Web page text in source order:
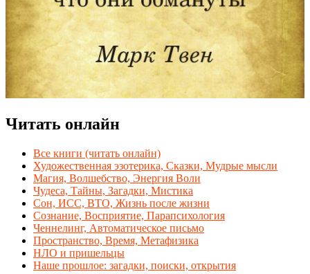
Читать онлайн
Все книги (читать онлайн)
Художественная эзотерика, Сказки, Мудрые мысли
Магия, Волшебство, Энергия Воли
Чудеса, Тайны, Загадки, Мистика
Сон, ИСС, ВТО, Жизнь после жизни
Сознание, Восприятие, Парапсихология
Ченнелинг, Автоматическое письмо
Пространство, Время, Метафизика
НЛО и пришельцы
Наше прошлое: загадки, поиски, открытия